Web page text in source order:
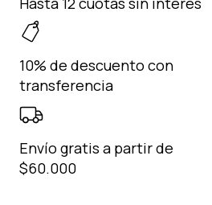
10% de descuento con
transferencia
Envío gratis a partir de
$60.000